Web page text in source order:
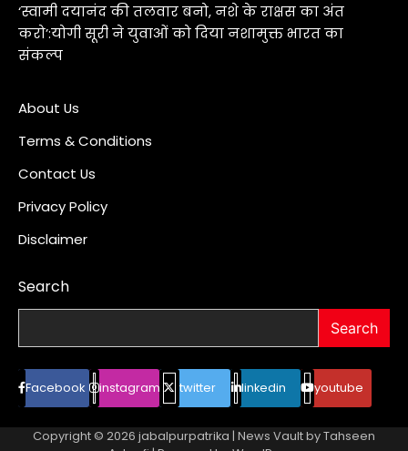
‘स्वामी दयानंद की तलवार बनो, नशे के राक्षस का अंत
करो’:योगी सूरी ने युवाओं को दिया नशामुक्त भारत का
संकल्प
About Us
Terms & Conditions
Contact Us
Privacy Policy
Disclaimer
Search
Search
Facebook instagram twitter linkedin youtube
Copyright © 2026 jabalpurpatrika | News Vault byTahseen